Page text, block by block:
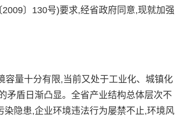
〕130号)要求,经省政府同意,现就加强
量十分有限,当前又处于工业化、城镇化
矛盾日渐凸显。全省产业结构总体层次不
隐患,企业环境违法行为屡禁不止,环境风